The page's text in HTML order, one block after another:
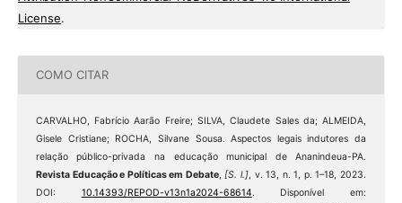
License.
COMO CITAR
CARVALHO, Fabrício Aarão Freire; SILVA, Claudete Sales da; ALMEIDA,
Gisele Cristiane; ROCHA, Silvane Sousa. Aspectos legais indutores da
relação público-privada na educação municipal de Ananindeua-PA.
Revista Educação e Políticas em Debate,[S. l.], v. 13, n. 1, p. 1–18, 2023.
DOI: 10.14393/REPOD-v13n1a2024-68614. Disponível em: